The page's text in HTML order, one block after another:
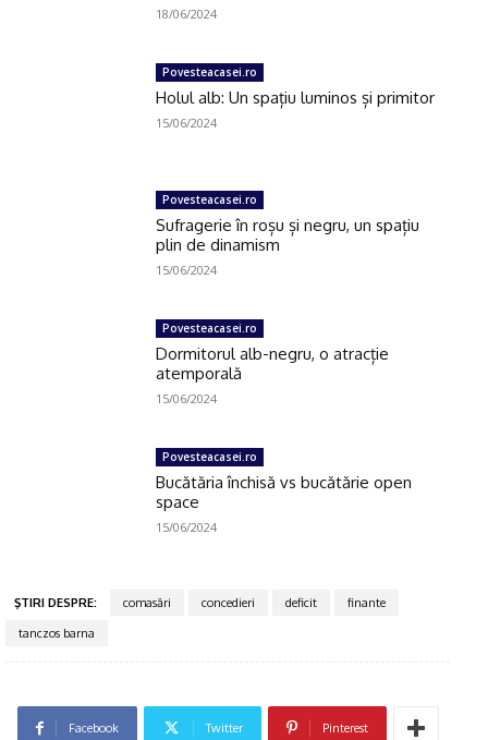
Click pe imagine
18/06/2024
Povesteacasei.ro
Holul alb: Un spațiu luminos și primitor
15/06/2024
Povesteacasei.ro
Sufragerie în roșu și negru, un spațiu
plin de dinamism
15/06/2024
Povesteacasei.ro
Dormitorul alb-negru, o atracție
atemporală
15/06/2024
Povesteacasei.ro
Bucătăria închisă vs bucătărie open
space
15/06/2024
ŞTIRI DESPRE: comasări concedieri deficit
finante
tanczos barna
Facebook Twitter Pinterest